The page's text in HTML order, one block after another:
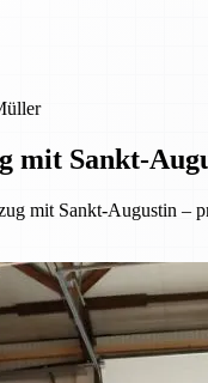
mit Sankt-
mit Sankt-Augustin –